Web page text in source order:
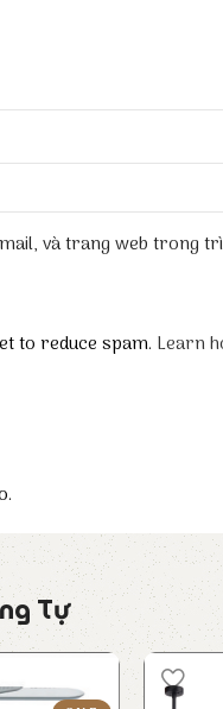
và trang web trong
to reduce spam. Learn
Tự